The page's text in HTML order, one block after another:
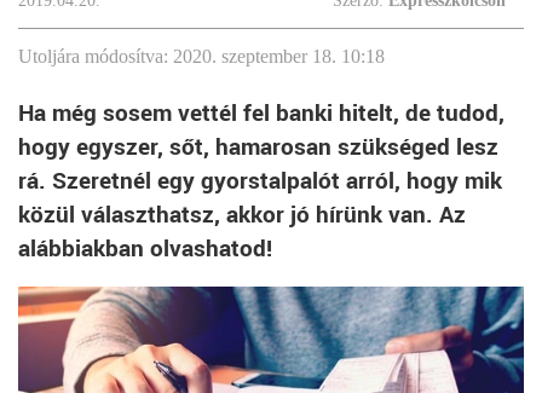
Utoljára módosítva: 2020. szeptember 18. 10:18
Ha még sosem vettél fel banki hitelt, de tudod,
hogy egyszer, sőt, hamarosan szükséged lesz
rá. Szeretnél egy gyorstalpalót arról, hogy mik
közül választhatsz, akkor jó hírünk van. Az
alábbiakban olvashatod!